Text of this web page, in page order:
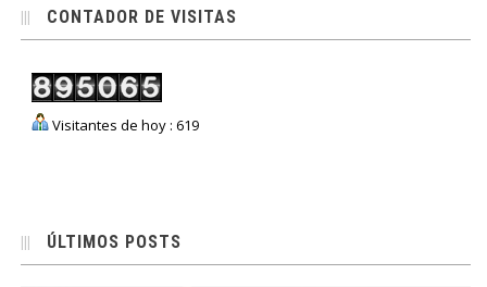
CONTADOR DE VISITAS
Visitantes de hoy : 619
ÚLTIMOS POSTS